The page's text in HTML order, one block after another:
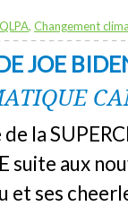
, Changement
JOE
la
suite aux
et ses